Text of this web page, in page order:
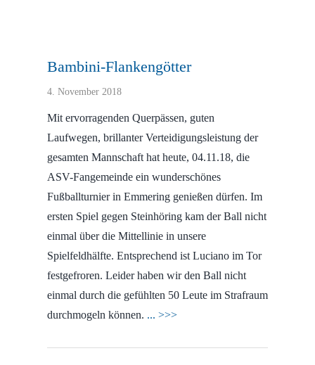
Bambini-Flankengötter
4. November 2018
Mit ervorragenden Querpässen, guten
Laufwegen, brillanter Verteidigungsleistung der
gesamten Mannschaft hat heute, 04.11.18, die
ASV-Fangemeinde ein wunderschönes
Fußballturnier in Emmering genießen dürfen. Im
ersten Spiel gegen Steinhöring kam der Ball nicht
einmal über die Mittellinie in unsere
Spielfeldhälfte. Entsprechend ist Luciano im Tor
festgefroren. Leider haben wir den Ball nicht
einmal durch die gefühlten 50 Leute im Strafraum
durchmogeln können. ... >>>